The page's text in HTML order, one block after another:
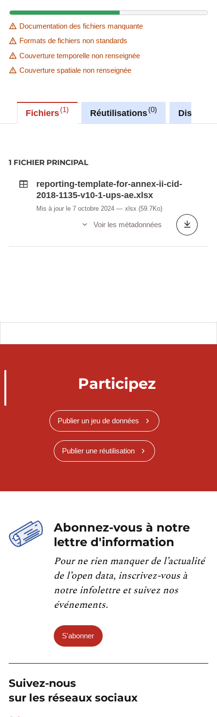
prepared by the European Commission and
referred to below. The reference year to be
reported is 2021. Please follow the instructions of
the template.
Documentation des fichiers manquante
Formats de fichiers non standards
Couverture temporelle non renseignée
Couverture spatiale non renseignée
Fichiers 1 Réutilisations 0
1 FICHIER PRINCIPAL
reporting-template-for-annex-ii-cid-
2018-1135-v10-1-ups-ae.xlsx
Mis à jour le 7 octobre 2024 xlsx (59.7Ko)
Voir les métadonnées
Participez
Publier un jeu de données
Publier une réutilisation
Abonnez-vous à notre
lettre d'information
Pour ne rien manquer de l’actualité
de l’open data, inscrivez-vous à
notre infolettre et suivez nos
événements.
S'abonner
Suivez-nous
sur les réseaux sociaux